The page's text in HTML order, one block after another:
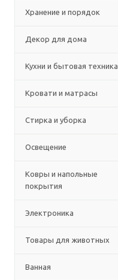
Хранение и порядок
Декор для дома
Кухни и бытовая техника
Кровати и матрасы
Стирка и уборка
Освещение
Ковры и напольные
покрытия
Электроника
Товары для животных
Ванная